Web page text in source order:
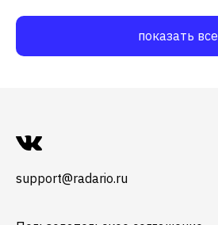
показать все
support@radario.ru